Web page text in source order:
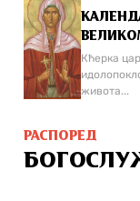
Кћерка
живота...
РАСПОРЕД